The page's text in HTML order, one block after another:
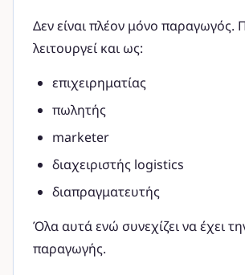
Δεν είναι πλέον μόνο παραγωγός.
λειτουργεί και ως:
επιχειρηματίας
πωλητής
marketer
διαχειριστής logistics
διαπραγματευτής
Όλα αυτά ενώ συνεχίζει να έχει
παραγωγής.